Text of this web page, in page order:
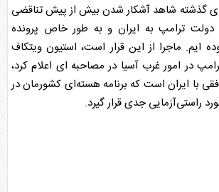
گذشته شاهد آشکار شدن بیش از پیش تناقضی
دولت ترامپ به ایران و به طور خاص پرونده
ایم. ماجرا از این قرار است، استیون ویتکاف
در امور غرب آسیا در مصاحبه ای اعلام کرد،
با ایران است که برنامه هسته‌ای کشورمان در
راستی‌آزمایی جدی قرار گیرد.